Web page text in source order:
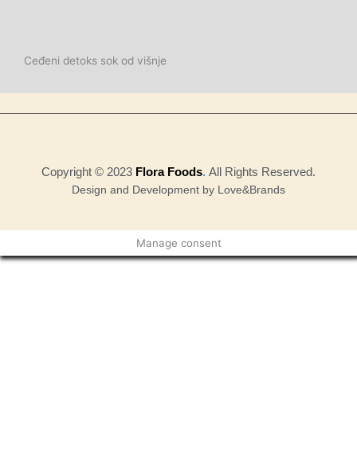
Ceđeni detoks sok od višnje
Copyright © 2023 Flora Foods. All Rights Reserved.
Design and Development by Love&Brands
Manage consent